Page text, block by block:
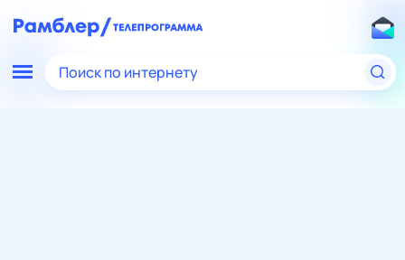
Поиск по интернету